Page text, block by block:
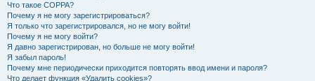
Что такое COPPA?
Почему я не могу зарегистрироваться?
Я только что зарегистрировался, но не могу войти!
Почему я не могу войти?
Я давно зарегистрирован, но больше не могу войти!
Я забыл пароль!
Почему мне периодически приходится повторять ввод имени и пароля?
Что делает функция «Удалить cookies»?